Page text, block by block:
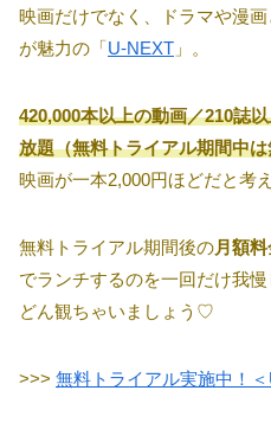
映画だけでなく、ドラマや漫
が魅力の「U-NEXT 」。
420,000本以上の動画／210誌
放題（無料トライアル期間中
映画が一本2,000円ほどだと考
無料トライアル期間後の月額
でランチするのを一回だけ我
どん観ちゃいましょう♡
>>> 無料トライアル実施中！＜